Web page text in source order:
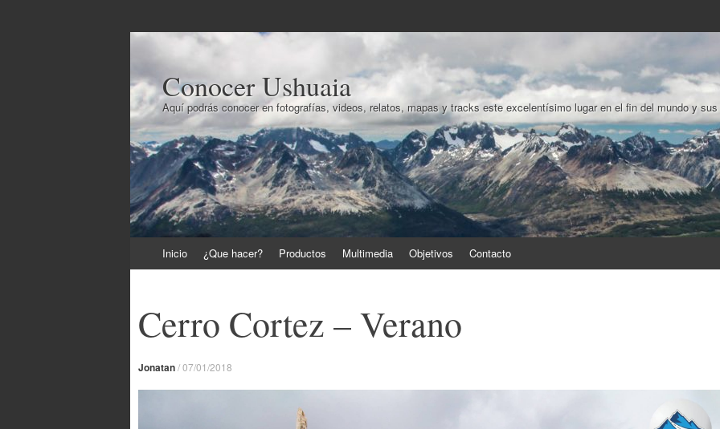
Conocer Ushuaia
Aquí podrás conocer en fotografías, videos, relatos, mapas y tracks este excelentísimo lugar en el fin del mundo y sus
al
Inicio ¿Que hacer? Productos Multimedia Objetivos Contacto
Cerro Cortez – Verano
Jonatan/07/01/2018